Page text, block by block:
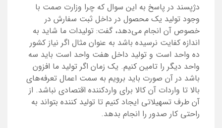
دژپسند در پاسخ به این سوال که چرا وزارت صمت با
وجود تولید یک محصول در داخل ثبت سفارش در
خصوص آن انجام می‌دهد، گفت: تولیدات ما شاید به
اندازه کفایت نرسیده باشد به عنوان مثال اگر نیاز کشور
ده واحد است و تولید داخل هفت واحد است باید سه
واحد دیگر را تامین کنیم. یک زمان اگر تولید ما افزون
باشد در آن صورت باید برویم به سمت اعمال تعرفه‌های
بالا تا واردات آن کالا برای واردکننده اقتصادی نباشد. از
آن طرف تسهیلاتی ایجاد کنیم تا تولید کننده بتواند به
راحتی کار صدور را انجام بدهد.